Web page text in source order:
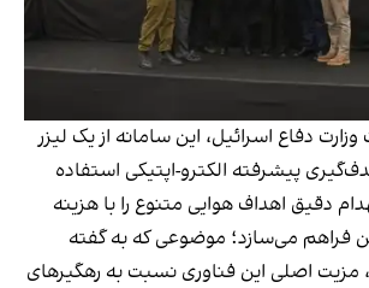
دفاع اسرائیل، این سامانه از یک لیزر
پیشرفته الکترو-اپتیکی استفاده
دقیق اهداف هوایی متنوع را با هزینه
فراهم می‌سازد؛ موضوعی که به گفته
مزیت اصلی این فناوری نسبت به رهگیرهای